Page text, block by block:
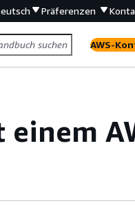
Präferenzen
AWS-
einem